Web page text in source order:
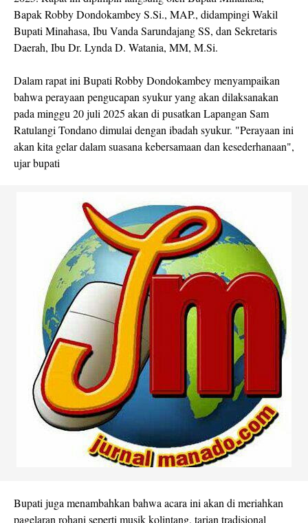
Bapak Robby Dondokambey S.Si., MAP., didampingi Wakil
Bupati Minahasa, Ibu Vanda Sarundajang SS, dan Sekretaris
Daerah, Ibu Dr. Lynda D. Watania, MM, M.Si.
Dalam rapat ini Bupati Robby Dondokambey menyampaikan
bahwa perayaan pengucapan syukur yang akan dilaksanakan
pada minggu 20 juli 2025 akan di pusatkan Lapangan Sam
Ratulangi Tondano dimulai dengan ibadah syukur. "Perayaan ini
akan kita gelar dalam suasana kebersamaan dan kesederhanaan",
ujar bupati
Bupati juga menambahkan bahwa acara ini akan di meriahkan
pagelaran rohani seperti musik kolintang, tarian tradisional